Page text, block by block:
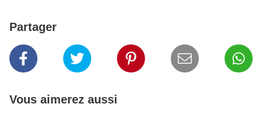
Partager
Vous aimerez aussi